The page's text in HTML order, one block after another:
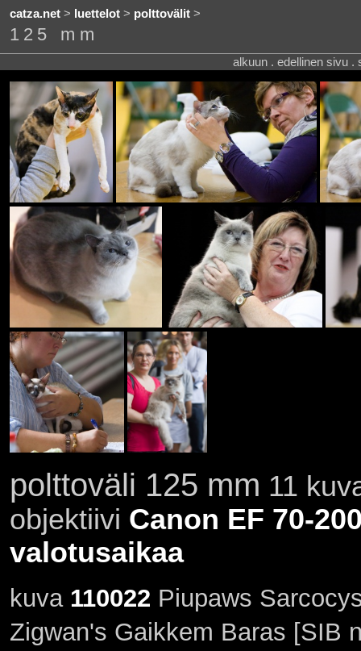
catza.net> luettelot> polttovälit>
125 mm
alkuun . edellinen sivu .
polttoväli 125 mm 11
objektiivi Canon EF 70-
valotusaikaa
kuva 110022 Piupaws
Zigwan's Gaikkem Baras [SIB